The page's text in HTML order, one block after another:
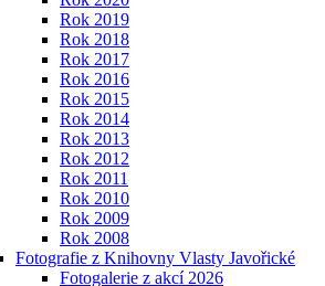
Rok 2019
Rok 2018
Rok 2017
Rok 2016
Rok 2015
Rok 2014
Rok 2013
Rok 2012
Rok 2011
Rok 2010
Rok 2009
Rok 2008
Fotografie z Knihovny Vlasty Javořické
Fotogalerie z akcí 2026